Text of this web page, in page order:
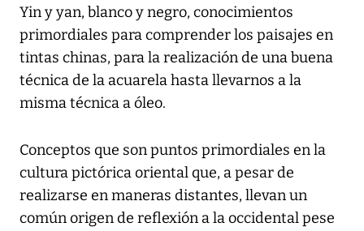
Yin y yan, blanco y negro, conocimientos
primordiales para comprender los paisajes en
tintas chinas, para la realización de una buena
técnica de la acuarela hasta llevarnos a la
misma técnica a óleo.
Conceptos que son puntos primordiales en la
cultura pictórica oriental que, a pesar de
realizarse en maneras distantes, llevan un
común origen de reflexión a la occidental pese